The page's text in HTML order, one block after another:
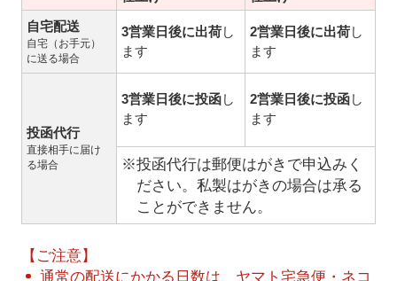
自宅配送
自宅（お手元）
に送る場合
3営業日後に出荷し
ます
2営業日後に出荷し
ます
投函代行
直接相手に届け
る場合
3営業日後に投函し
ます
2営業日後に投函し
ます
※投函代行は郵便はがきで申込みく
ださい。私製はがきの場合は承る
ことができません。
【ご注意】
通常の配送にかかる日数は、ヤマト宅急便・ネコ